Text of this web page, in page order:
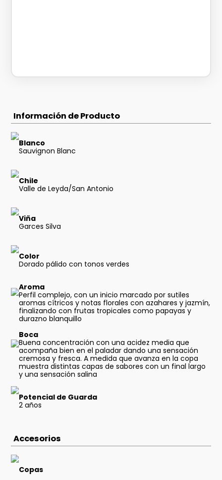
Información de Producto
Blanco
Sauvignon Blanc
Chile
Valle de Leyda/San Antonio
Viña
Garces Silva
Color
Dorado pálido con tonos verdes
Aroma
Perfil complejo, con un inicio marcado por sutiles
aromas cítricos y notas florales con azahares y jazmín,
finalizando con frutas tropicales como papayas y
durazno blanquillo
Boca
Buena concentración con una acidez media que
acompaña bien en el paladar dando una sensación
cremosa y fresca. A medida que avanza en la copa
muestra distintas capas de sabores con un final largo
y una sensación salina
Potencial de Guarda
2 años
Accesorios
Copas